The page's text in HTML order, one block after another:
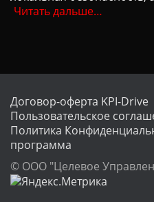
Читать дальше…
Договор-оферта KPI-Drive
Пользовательское
Политика
программа
© ООО "Целевое